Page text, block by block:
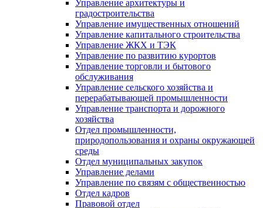
Управление архитектуры и
градостроительства
Управление имущественных отношений
Управление капитального строительства
Управление ЖКХ и ТЭК
Управление по развитию курортов
Управление торговли и бытового
обслуживания
Управление сельского хозяйства и
перерабатывающей промышленности
Управление транспорта и дорожного
хозяйства
Отдел промышленности,
природопользования и охраны окружающей
среды
Отдел муниципальных закупок
Управление делами
Управление по связям с общественностью
Отдел кадров
Правовой отдел